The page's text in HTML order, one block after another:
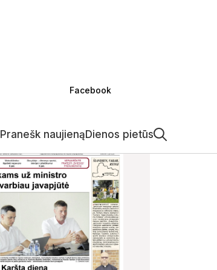
Facebook
Pranešk naujienąDienos pietūs